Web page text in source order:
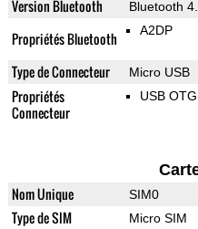
Version Bluetooth Bluetooth
Propriétés Bluetooth A2DP
Type de Connecteur Micro USB
Propriétés
Connecteur
USB OTG
Nom Unique SIM0
Type de SIM Micro SIM